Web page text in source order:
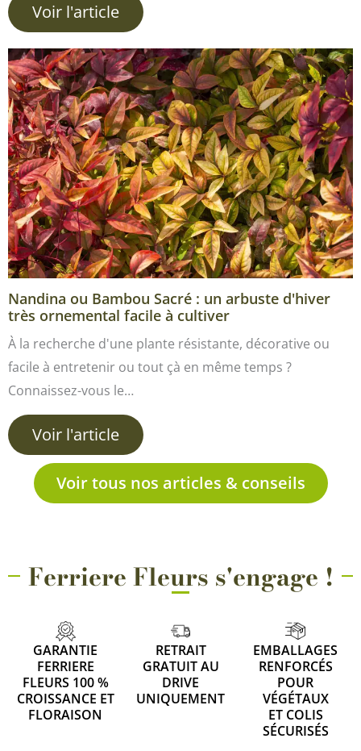
Voir l'article
Nandina ou Bambou Sacré : un arbuste d'hiver
très ornemental facile à cultiver
À la recherche d'une plante résistante, décorative ou
facile à entretenir ou tout çà en même temps ?
Connaissez-vous le…
Voir l'article
Voir tous nos articles & conseils
Ferriere Fleurs s'engage !
GARANTIE
FERRIERE
FLEURS 100 %
CROISSANCE ET
FLORAISON
RETRAIT
GRATUIT AU
DRIVE
UNIQUEMENT
EMBALLAGES
RENFORCÉS
POUR
VÉGÉTAUX
ET COLIS
SÉCURISÉS